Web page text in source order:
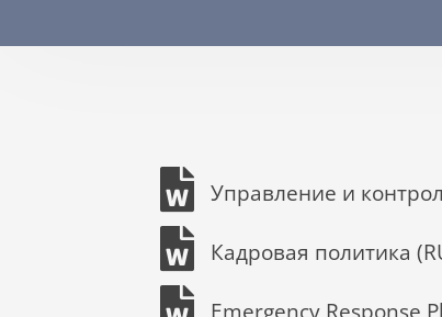
Управление и
Кадровая политика
Emergency Response